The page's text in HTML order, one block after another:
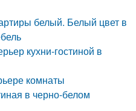
белый. Белый цвет в
кухни-гостиной в
комнаты
в черно-белом